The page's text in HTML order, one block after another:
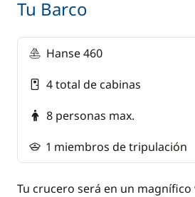
Tu Barco
Hanse 460
4 total de cabinas
8 personas max.
1 miembros de tripulación
Tu crucero será en un magnífico